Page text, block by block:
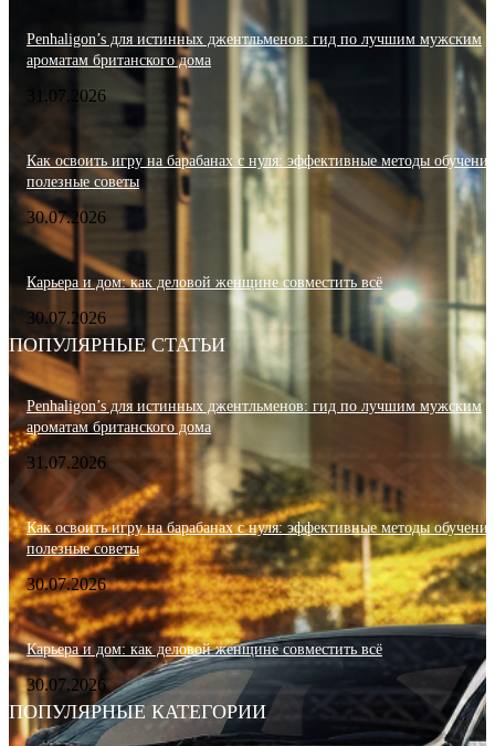
Penhaligon’s для истинных джентльменов: гид по лучшим мужским
ароматам британского дома
31.07.2026
Как освоить игру на барабанах с нуля: эффективные методы
полезные советы
30.07.2026
Карьера и дом: как деловой женщине совместить всё
30.07.2026
ПОПУЛЯРНЫЕ СТАТЬИ
Penhaligon’s для истинных джентльменов: гид по лучшим мужским
ароматам британского дома
31.07.2026
Как освоить игру на барабанах с нуля: эффективные методы
полезные советы
30.07.2026
Карьера и дом: как деловой женщине совместить всё
30.07.2026
ПОПУЛЯРНЫЕ КАТЕГОРИИ